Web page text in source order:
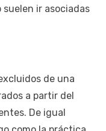
suelen ir asociadas
de una
a partir del
De igual